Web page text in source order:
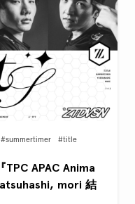
#summertimer
#title
TPC APAC Anima
mori 結